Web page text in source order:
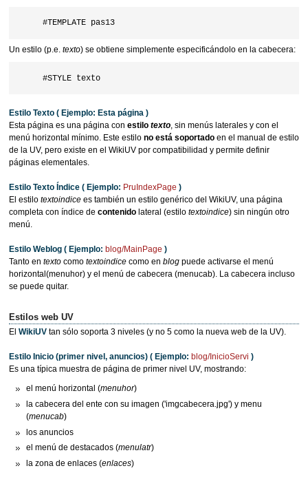
Un estilo (p.e. texto) se obtiene simplemente especificándolo en la cabecera:
Estilo Texto ( Ejemplo: Esta página )
Esta página es una página con estilo texto, sin menús laterales y con el
menú horizontal mínimo. Este estilo no está soportadoen el manual de estilo
de la UV, pero existe en el WikiUV por compatibilidad y permite definir
páginas elementales.
Estilo Texto Índice ( Ejemplo: PruIndexPage )
El estilo textoindicees también un estilo genérico del WikiUV, una página
completa con índice de contenidolateral (estilo textoindice) sin ningún otro
menú.
Estilo Weblog ( Ejemplo: blog/MainPage )
Tanto en textocomo textoindicecomo en blogpuede activarse el menú
horizontal(menuhor) y el menú de cabecera (menucab). La cabecera incluso
se puede quitar.
Estilos web UV
El WikiUVtan sólo soporta 3 niveles (y no 5 como la nueva web de la UV).
Estilo Inicio (primer nivel, anuncios) ( Ejemplo: blog/InicioServi )
Es una típica muestra de página de primer nivel UV, mostrando:
el menú horizontal (menuhor)
la cabecera del ente con su imagen ('imgcabecera.jpg') y menu
(menucab)
los anuncios
el menú de destacados (menulatr)
la zona de enlaces (enlaces)